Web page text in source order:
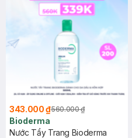
343.000 ₫560.000 ₫
Bioderma
Nước Tẩy Trang Bioderma